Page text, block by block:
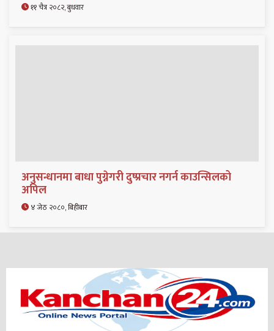
११ चैत्र २०८२, बुधवार
अनुसन्धानमा बाधा पुग्नेगरी दुष्प्रचार नगर्न काउन्सिलको
अपिल
४ जेठ २०८०, बिहीबार